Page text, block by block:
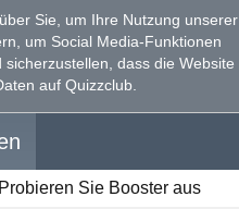
Sie, um Ihre Nutzung unserer
um Social Media-Funktionen
dass die Website
auf Quizzclub.
Probieren Sie Booster aus